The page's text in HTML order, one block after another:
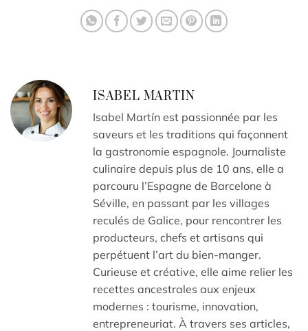
ISABEL MARTIN
Isabel Martín est passionnée par les
saveurs et les traditions qui façonnent
la gastronomie espagnole. Journaliste
culinaire depuis plus de 10 ans, elle a
parcouru l’Espagne de Barcelone à
Séville, en passant par les villages
reculés de Galice, pour rencontrer les
producteurs, chefs et artisans qui
perpétuent l’art du bien-manger.
Curieuse et créative, elle aime relier les
recettes ancestrales aux enjeux
modernes : tourisme, innovation,
entrepreneuriat. À travers ses articles,